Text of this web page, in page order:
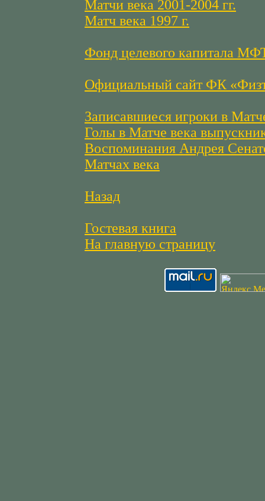
Матчи века 2001-2004 гг.
Матч века 1997 г.
Фонд целевого капитала
Официальный сайт ФК
Записавшиеся игроки в
Голы в Матче века
Воспоминания Андрея
Матчах века
Назад
Гостевая книга
На главную страницу